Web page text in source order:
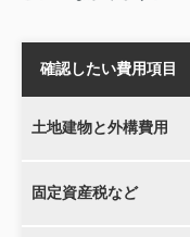
確認したい費用項目
土地建物と外構費用
固定資産税など